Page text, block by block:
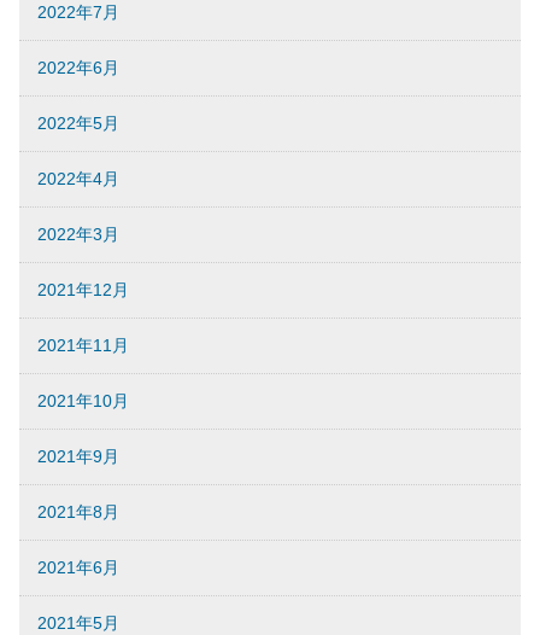
2022年7月
2022年6月
2022年5月
2022年4月
2022年3月
2021年12月
2021年11月
2021年10月
2021年9月
2021年8月
2021年6月
2021年5月